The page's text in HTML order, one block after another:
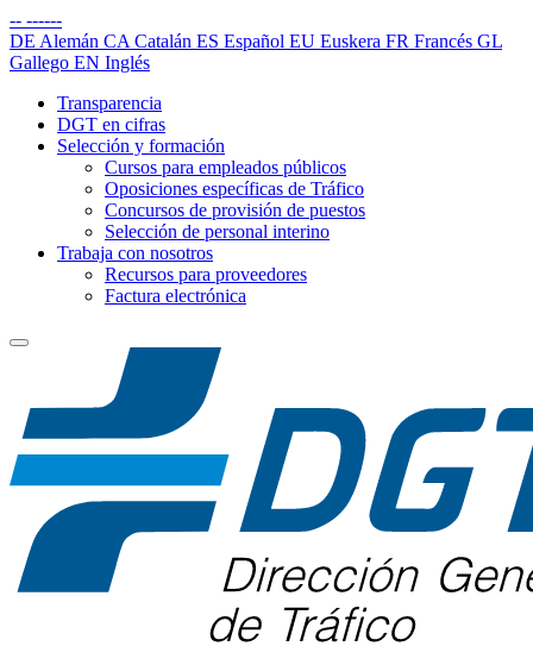
-- ------
DE Alemán CA Catalán ES Español EU Euskera FR Francés GL
Gallego EN Inglés
Transparencia
DGT en cifras
Selección y formación
Cursos para empleados públicos
Oposiciones específicas de Tráfico
Concursos de provisión de puestos
Selección de personal interino
Trabaja con nosotros
Recursos para proveedores
Factura electrónica